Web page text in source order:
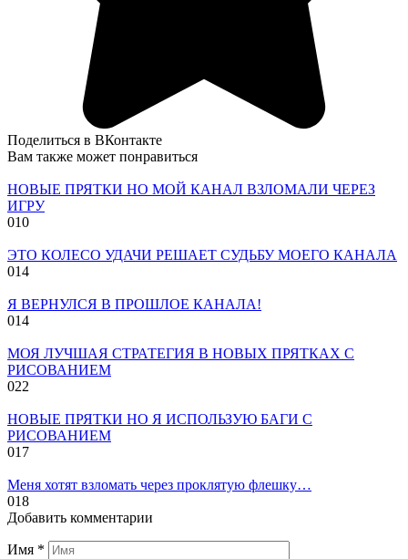
Поделиться в ВКонтакте
Вам также может понравиться
НОВЫЕ ПРЯТКИ НО МОЙ КАНАЛ ВЗЛОМАЛИ ЧЕРЕЗ
ИГРУ
010
ЭТО КОЛЕСО УДАЧИ РЕШАЕТ СУДЬБУ МОЕГО КАНАЛА
014
Я ВЕРНУЛСЯ В ПРОШЛОЕ КАНАЛА!
014
МОЯ ЛУЧШАЯ СТРАТЕГИЯ В НОВЫХ ПРЯТКАХ С
РИСОВАНИЕМ
022
НОВЫЕ ПРЯТКИ НО Я ИСПОЛЬЗУЮ БАГИ С
РИСОВАНИЕМ
017
Меня хотят взломать через проклятую флешку…
018
Добавить комментарии
Имя *